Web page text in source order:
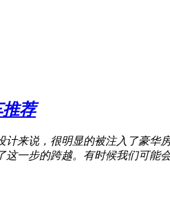
荐
计来说，很明显的被注入了豪
这一步的跨越。有时候我们可